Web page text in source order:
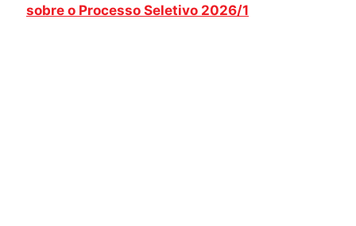
sobre o Processo Seletivo 2026/1